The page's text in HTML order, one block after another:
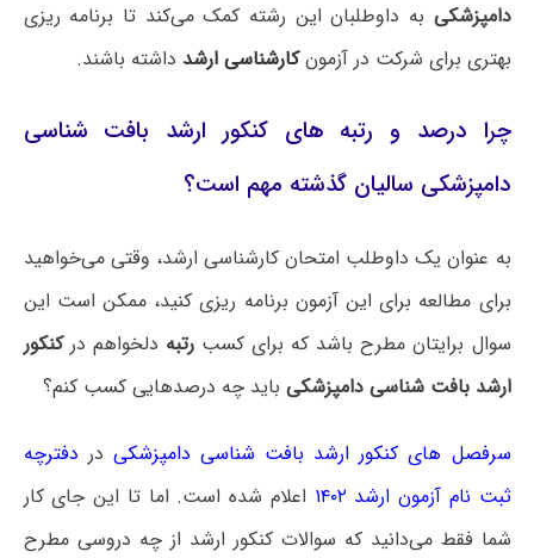
دامپزشکی به داوطلبان این رشته کمک می‌کند تا برنامه ریزی
بهتری برای شرکت در آزمونکارشناسی ارشد داشته باشند.
چرا درصد و رتبه های کنکور ارشد بافت شناسی
دامپزشکی سالیان گذشته مهم است؟
به عنوان یک داوطلب امتحان کارشناسی ارشد، وقتی می‌خواهید
برای مطالعه برای این آزمون برنامه ریزی کنید، ممکن است این
سوال برایتان مطرح باشد که برای کسبرتبه دلخواهم درکنکور
ارشد بافت شناسی دامپزشکی باید چه درصدهایی کسب کنم؟
سرفصل های کنکور ارشد بافت شناسی دامپزشکی در دفترچه
ثبت نام آزمون ارشد ۱۴۰۲
اعلام شده است. اما تا این جای کار
شما فقط می‌دانید که سوالات کنکور ارشد از چه دروسی مطرح